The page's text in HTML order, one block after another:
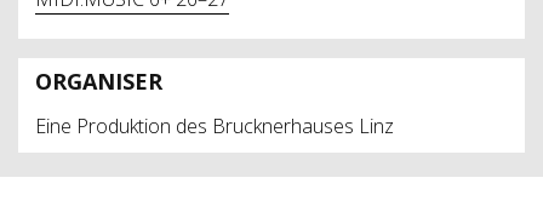
ORGANISER
Eine Produktion des Brucknerhauses Linz